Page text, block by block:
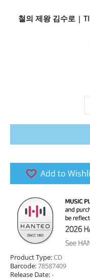
철의 제왕 김수로 |
Add to
Product Type:CD
Barcode:78587409
Release Date:-